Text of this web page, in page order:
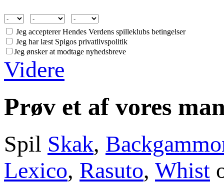
Jeg accepterer Hendes Verdens spilleklubs betingelser
Jeg har læst Spigos privatlivspolitik
Jeg ønsker at modtage nyhedsbreve
Videre
Prøv et af vores
Spil Skak,
Lexico, Rasuto, Whist